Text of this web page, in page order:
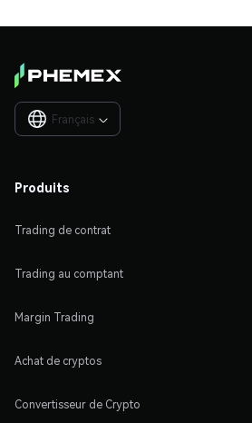
Français 
Produits
Trading de contrat
Trading au comptant
Margin Trading
Achat de cryptos
Convertisseur de Crypto